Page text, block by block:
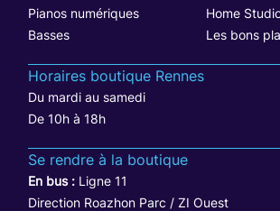
Pianos numériques
Home
Basses
Les bons
Horaires boutique Rennes
Du mardi au samedi
De 10h à 18h
Se rendre à la boutique
En bus : Ligne 11
Direction Roazhon Parc / ZI Ouest